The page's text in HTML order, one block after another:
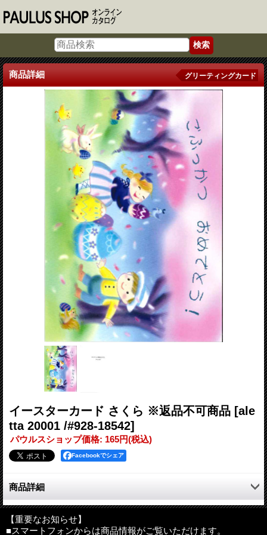
商品詳細 グリーティングカード
イースターカード さくら ※返品不可商品 [ale
tta 20001 /#928-18542]
パウルスショップ価格: 165円(税込)
Facebookでシェア
商品詳細
イースター（復活祭）はイエスの復活を祝うキリスト教の大事な
祝典です。
春の到来や新しい生命の始まりを祝う時でもあります。
【重要なお知らせ】
■スマートフォンからは商品情報がご覧いただけます。